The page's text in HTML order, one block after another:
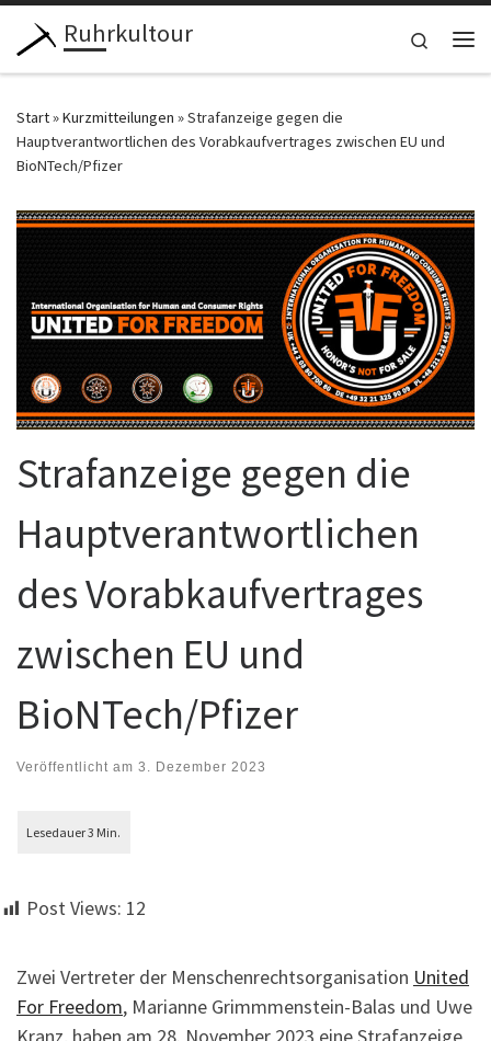
Zum Inhalt springen
Ruhrkultour
Search
Start»Kurzmitteilungen »Strafanzeige gegen die
Hauptverantwortlichen des Vorabkaufvertrages zwischen EU und
BioNTech/Pfizer
Strafanzeige gegen die
Hauptverantwortlichen
des Vorabkaufvertrages
zwischen EU und
BioNTech/Pfizer
Veröffentlicht am 3. Dezember 2023
Post Views: 12
Zwei Vertreter der Menschenrechtsorganisation United
For Freedom, Marianne Grimmmenstein-Balas und Uwe